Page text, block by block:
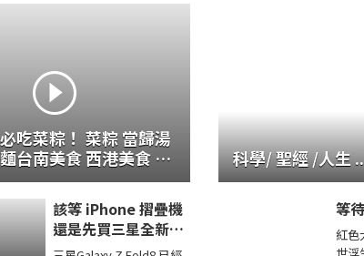
吃菜粽！ 菜粽 當歸湯
台南美食 西港美食 街
美食推薦 旅遊 fyp
streetfood
該等 iPhone 摺疊機
還是先買三星全新
Galaxy Z Fold8從價
科學/ 聖經 /人生
等
紅色